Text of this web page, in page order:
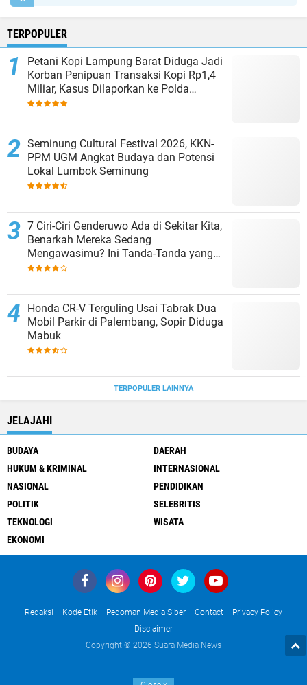
TERPOPULER
Petani Kopi Lampung Barat Diduga Jadi
Korban Penipuan Transaksi Kopi Rp1,4
Miliar, Kasus Dilaporkan ke Polda
Lampung
Seminung Cultural Festival 2026, KKN-
PPM UGM Angkat Budaya dan Potensi
Lokal Lumbok Seminung
7 Ciri-Ciri Genderuwo Ada di Sekitar Kita,
Benarkah Mereka Sedang
Mengawasimu? Ini Tanda-Tanda yang
Sering Diabaikan
Honda CR-V Terguling Usai Tabrak Dua
Mobil Parkir di Palembang, Sopir Diduga
Mabuk
TERPOPULER LAINNYA
JELAJAHI
BUDAYA
DAERAH
HUKUM & KRIMINAL
INTERNASIONAL
NASIONAL
PENDIDIKAN
POLITIK
SELEBRITIS
TEKNOLOGI
WISATA
EKONOMI
Redaksi Kode Etik Pedoman Media Siber Contact
Privacy Policy
Disclaimer
Copyright © 2026 Suara Media News